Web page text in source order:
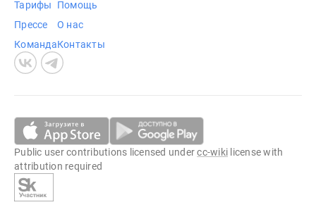
Тарифы
Прессе
Команда
Помощь
О нас
Контакты
Public user contributions licensed undercc-wiki license with
attribution required